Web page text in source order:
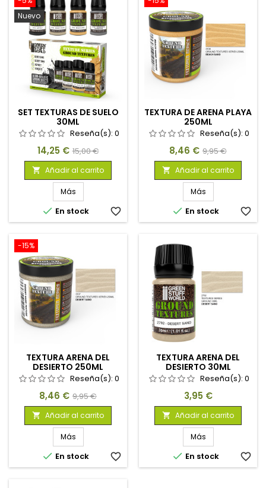
Nuevo
SET TEXTURAS DE SUELO
30ML
Reseña(s): 0
Precio
14,25 € Precio
base
15,00 €
 Añadir al carrito
Más
 En stock favorite_border
TEXTURA DE ARENA PLAYA
250ML
Reseña(s): 0
Precio
8,46 € Precio
base
9,95 €
 Añadir al carrito
Más
 En stock favorite_border
-15%
TEXTURA ARENA DEL
DESIERTO 250ML
Reseña(s): 0
Precio
8,46 € Precio
base
9,95 €
 Añadir al carrito
Más
 En stock favorite_border
TEXTURA ARENA DEL
DESIERTO 30ML
Reseña(s): 0
Precio
3,95 €
 Añadir al carrito
Más
 En stock favorite_border